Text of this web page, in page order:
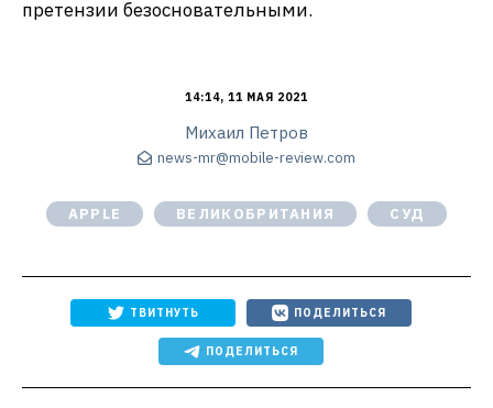
претензии безосновательными.
14:14, 11 МАЯ 2021
Михаил Петров
news-mr@mobile-review.com
APPLE ВЕЛИКОБРИТАНИЯ СУД
ТВИТНУТЬ ПОДЕЛИТЬСЯ
ПОДЕЛИТЬСЯ